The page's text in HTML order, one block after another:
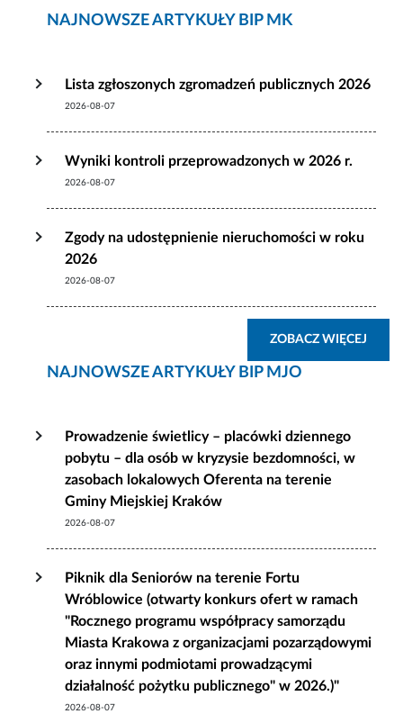
NAJNOWSZE ARTYKUŁY BIP MK
Lista zgłoszonych zgromadzeń publicznych 2026
2026-08-07
Wyniki kontroli przeprowadzonych w 2026 r.
2026-08-07
Zgody na udostępnienie nieruchomości w roku
2026
2026-08-07
ZOBACZ WIĘCEJ
NAJNOWSZE ARTYKUŁY BIP MJO
Prowadzenie świetlicy – placówki dziennego
pobytu – dla osób w kryzysie bezdomności, w
zasobach lokalowych Oferenta na terenie
Gminy Miejskiej Kraków
2026-08-07
Piknik dla Seniorów na terenie Fortu
Wróblowice (otwarty konkurs ofert w ramach
"Rocznego programu współpracy samorządu
Miasta Krakowa z organizacjami pozarządowymi
oraz innymi podmiotami prowadzącymi
działalność pożytku publicznego" w 2026.)"
2026-08-07